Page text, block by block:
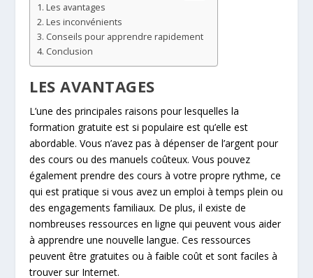
Les avantages
Les inconvénients
Conseils pour apprendre rapidement
Conclusion
LES AVANTAGES
L’une des principales raisons pour lesquelles la
formation gratuite est si populaire est qu’elle est
abordable. Vous n’avez pas à dépenser de l’argent pour
des cours ou des manuels coûteux. Vous pouvez
également prendre des cours à votre propre rythme, ce
qui est pratique si vous avez un emploi à temps plein ou
des engagements familiaux. De plus, il existe de
nombreuses ressources en ligne qui peuvent vous aider
à apprendre une nouvelle langue. Ces ressources
peuvent être gratuites ou à faible coût et sont faciles à
trouver sur Internet.